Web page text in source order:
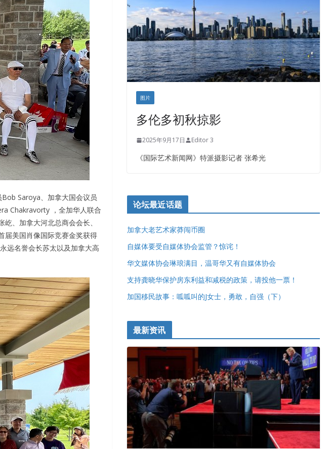
Saroya、加拿大国会议员
Chakravorty ，全加华人联合
、加拿大河北总商会会长、
届美国肖像国际竞赛金奖获得
远名誉会长苏太以及加拿大高
图片
多伦多初秋掠影
2025年9月17日 Editor 3
《国际艺术新闻网》特派摄影记者 张希光
论坛最近话题
加拿大老艺术家莽闯币圈
自媒体要受自媒体协会监管？惊诧！
华文媒体协会琳琅满目，温哥华又有自媒体协会
支持龚晓华保护房东利益和减税的政策，请投他一票！
加国移民故事：呱呱叫的J女士，勇敢，自强（下）
最新资讯